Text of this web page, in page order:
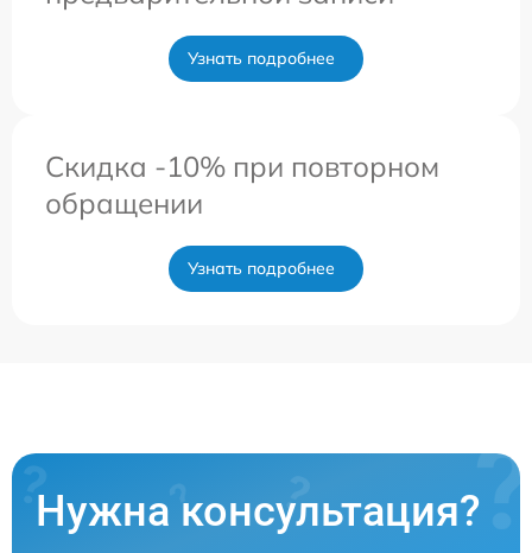
Узнать подробнее
Скидка -10% при повторном
обращении
Узнать подробнее
Нужна консультация?